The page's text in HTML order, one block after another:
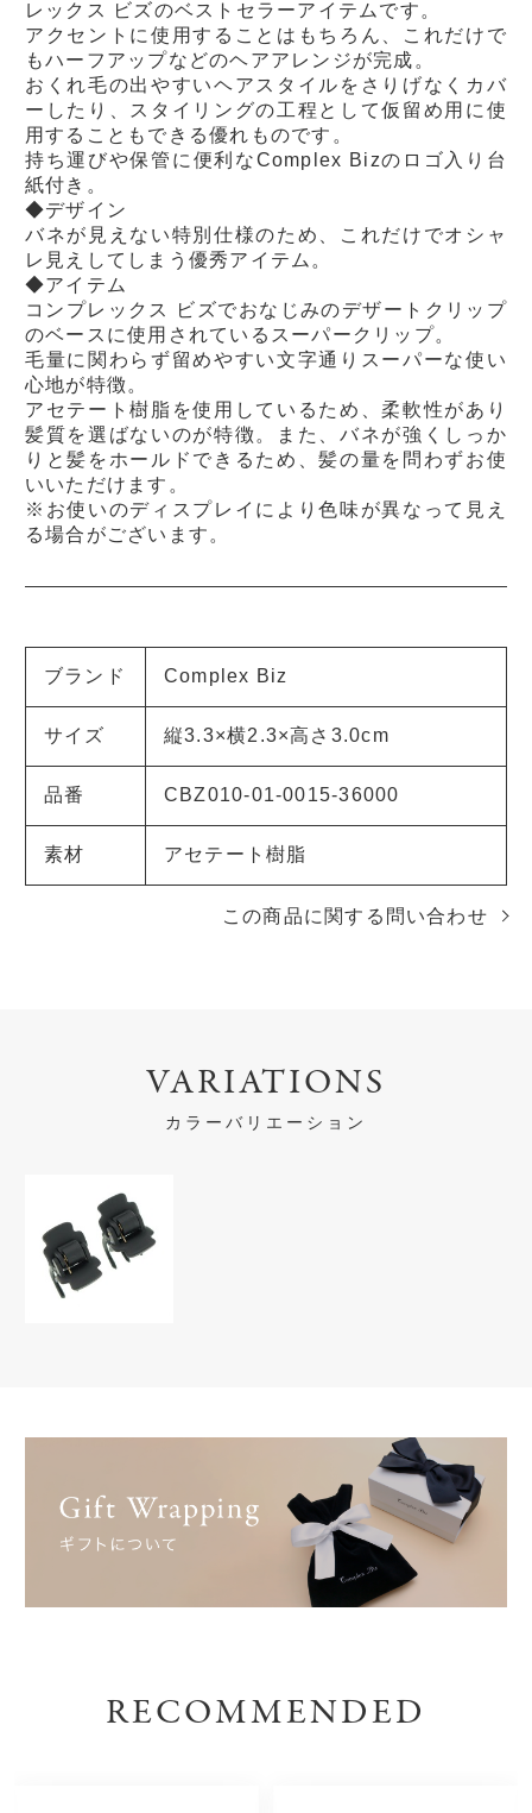
レックス ビズのベストセラーアイテムです。
アクセントに使用することはもちろん、これだけで
もハーフアップなどのヘアアレンジが完成。
おくれ毛の出やすいヘアスタイルをさりげなくカバ
ーしたり、スタイリングの工程として仮留め用に使
用することもできる優れものです。
持ち運びや保管に便利なComplex Bizのロゴ入り台
紙付き。
◆デザイン
バネが見えない特別仕様のため、これだけでオシャ
レ見えしてしまう優秀アイテム。
◆アイテム
コンプレックス ビズでおなじみのデザートクリップ
のベースに使用されているスーパークリップ。
毛量に関わらず留めやすい文字通りスーパーな使い
心地が特徴。
アセテート樹脂を使用しているため、柔軟性があり
髪質を選ばないのが特徴。また、バネが強くしっか
りと髪をホールドできるため、髪の量を問わずお使
いいただけます。
※お使いのディスプレイにより色味が異なって見え
る場合がございます。
ブランド Complex Biz
サイズ 縦3.3×横2.3×高さ3.0cm
品番 CBZ010-01-0015-36000
素材 アセテート樹脂
この商品に関する問い合わせ
VARIATIONS
カラーバリエーション
RECOMMENDED